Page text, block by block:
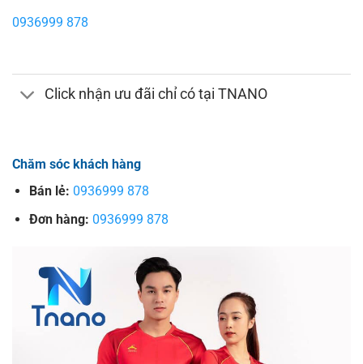
0936999 878
Click nhận ưu đãi chỉ có tại TNANO
Chăm sóc khách hàng
Bán lẻ: 0936999 878
Đơn hàng: 0936999 878